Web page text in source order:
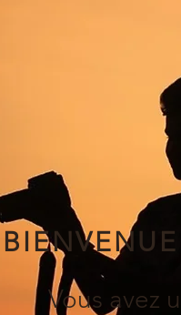
Vous avez